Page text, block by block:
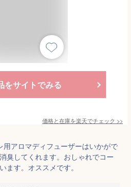
をサイトでみる
価格と在庫を楽天でチェック >>
アロマディフューザーはいかがで
臭してくれます。おしゃれでコー
ます。オススメです。